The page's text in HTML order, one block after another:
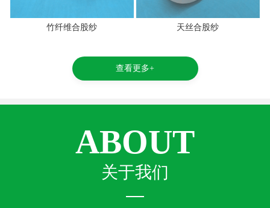
竹纤维合股纱 天丝合股纱
查看更多+
ABOUT
关于我们